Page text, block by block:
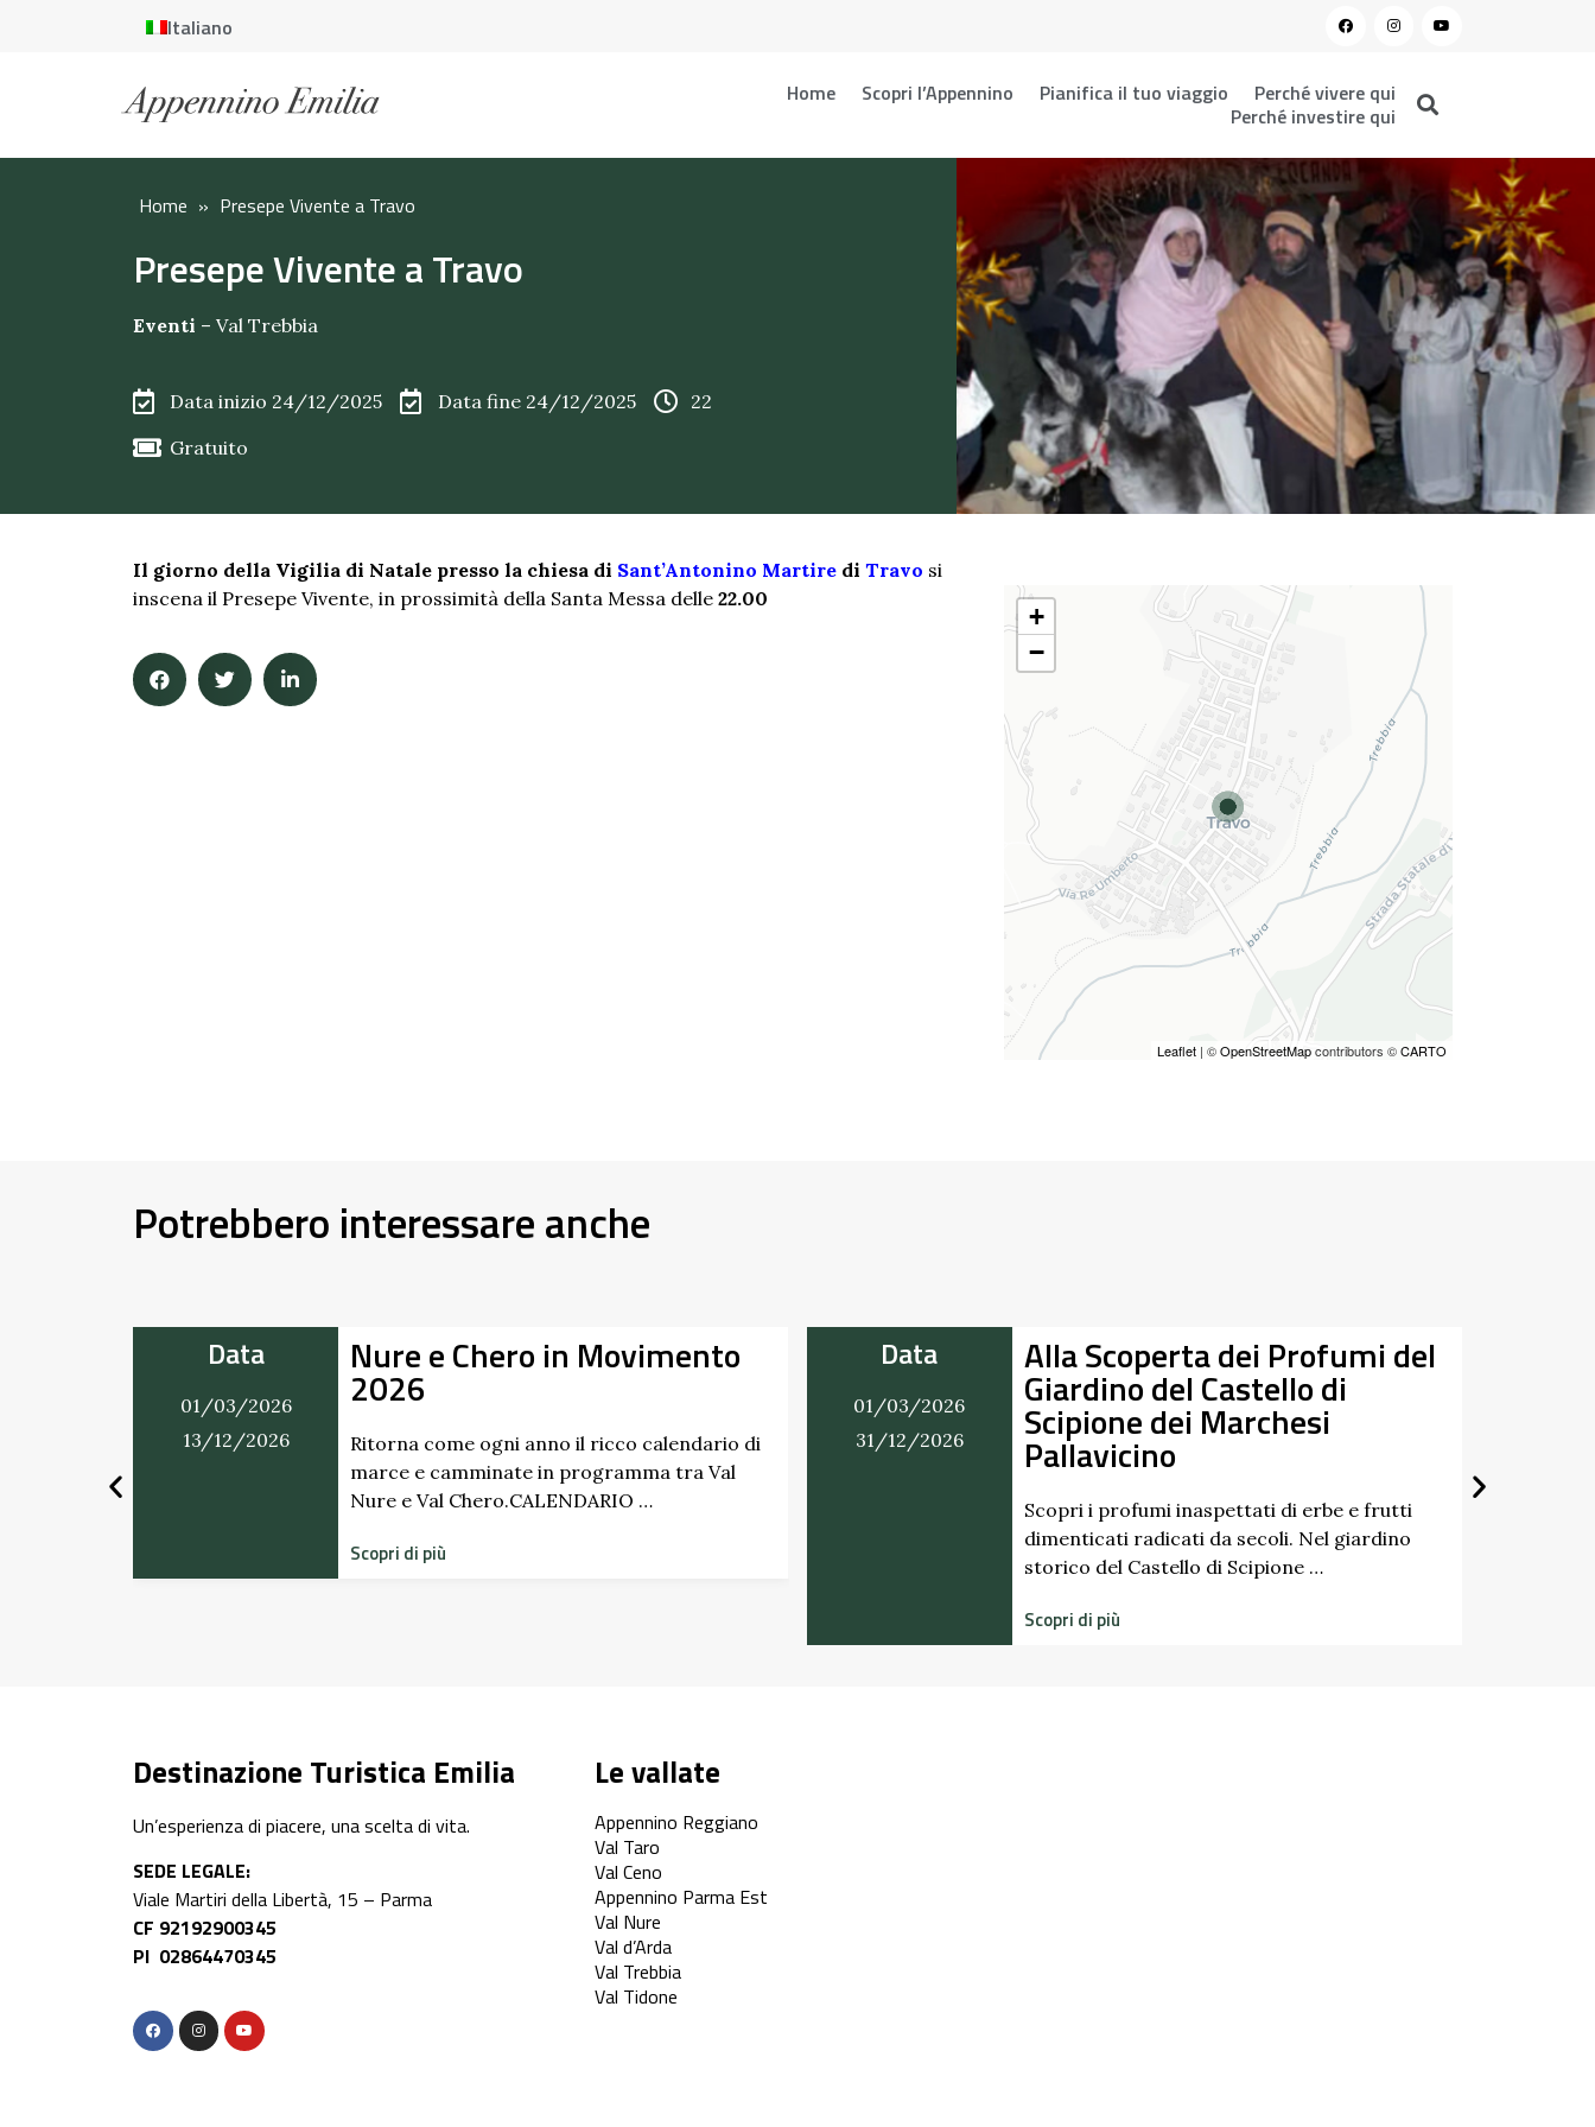
Italiano
Home Scopri l’Appennino Pianifica il tuo viaggio
Perché vivere qui
Perché investire qui
Home » Presepe Vivente a Travo
Presepe Vivente a Travo
Eventi – Val Trebbia
Data inizio 24/12/2025 Data fine 24/12/2025
22
Gratuito
Il giorno della Vigilia di Natale presso la chiesa di Sant’Antonino Martire di Travo si
inscena il Presepe Vivente, in prossimità della Santa Messa delle 22.00
+
−
Leaflet | ©OpenStreetMapcontributors ©CARTO
Potrebbero interessare anche
Data
01/03/2026
13/12/2026
Nure e Chero in Movimento
2026
Ritorna come ogni anno il ricco calendario di
marce e camminate in programma tra Val
Nure e Val Chero.CALENDARIO …
Scopri di più
Data
01/03/2026
31/12/2026
Alla Scoperta dei Profumi del
Giardino del Castello di
Scipione dei Marchesi
Pallavicino
Scopri i profumi inaspettati di erbe e frutti
dimenticati radicati da secoli. Nel giardino
storico del Castello di Scipione …
Scopri di più
Destinazione Turistica Emilia
Un’esperienza di piacere, una scelta di vita.
SEDE LEGALE:
Viale Martiri della Libertà, 15 – Parma
CF 92192900345
PI 02864470345
Le vallate
Appennino Reggiano
Val Taro
Val Ceno
Appennino Parma Est
Val Nure
Val d’Arda
Val Trebbia
Val Tidone